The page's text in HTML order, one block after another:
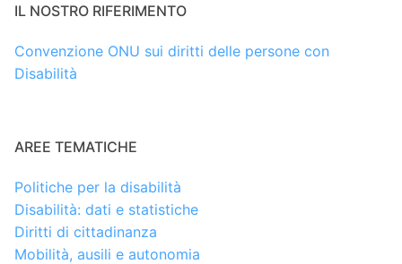
IL NOSTRO RIFERIMENTO
Convenzione ONU sui diritti delle persone con
Disabilità
AREE TEMATICHE
Politiche per la disabilità
Disabilità: dati e statistiche
Diritti di cittadinanza
Mobilità, ausili e autonomia